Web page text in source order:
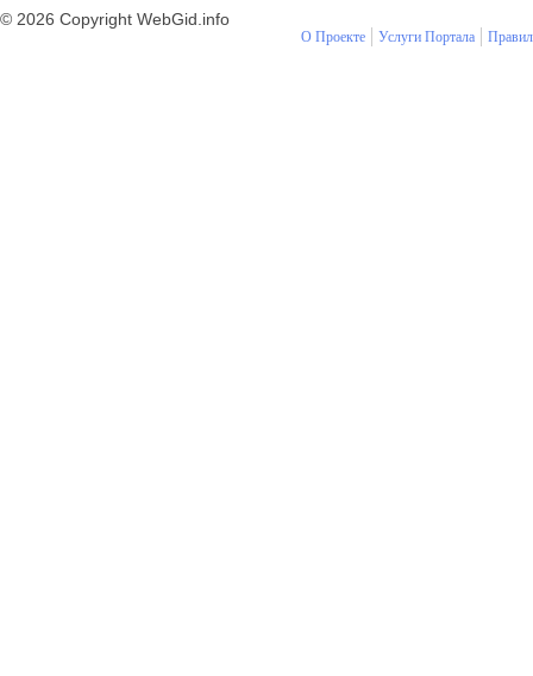
© 2026 Copyright WebGid.info
О Проекте Услуги Портала